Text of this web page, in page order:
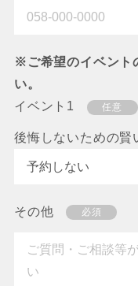
※ご希望のイベント
い。
イベント1
任意
後悔しないための賢
その他 必須